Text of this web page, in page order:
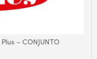
– CONJUNTO